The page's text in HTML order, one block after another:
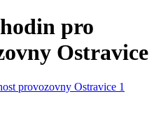
pro
Ostravice